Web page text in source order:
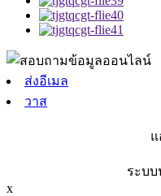
ส่งอีเมล
วาส
ระบบ
x